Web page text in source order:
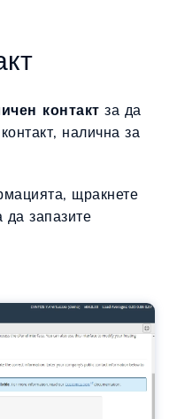
контакт за да
налична за
щракнете
да запазите